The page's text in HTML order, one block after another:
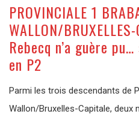
PROVINCIALE 1
WALLON/
Rebecq n’a guère
en P2
Parmi les trois descendants de
Wallon/Bruxelles-Capitale, deux